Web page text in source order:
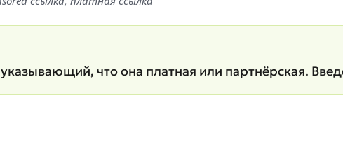
что она платная или партнёрская.